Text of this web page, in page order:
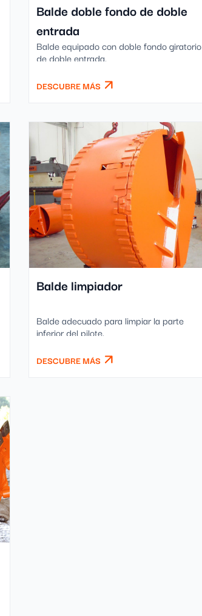
Balde doble fondo de doble
entrada
Balde equipado con doble fondo giratorio
de doble entrada.
DESCUBRE MÁS
Balde limpiador
Balde adecuado para limpiar la parte
inferior del pilote.
DESCUBRE MÁS